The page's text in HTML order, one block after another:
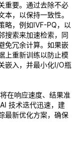
重要。通过去除不必
，以保持一致性。
略，例如IVF-PQ，以
搜索来加速检索，同
免冗余计算。如果嵌
上重新训练以防止模
嵌入，并最小化I/O瓶
在响应速度、结果准
技术迭代迅速，建
最新优化方案，确保